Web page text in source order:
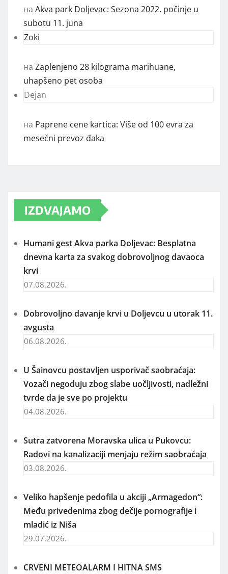
на Akva park Doljevac: Sezona 2022. počinje u
subotu 11. juna
Zoki
на Zaplenjeno 28 kilograma marihuane,
uhapšeno pet osoba
Dejan
на Paprene cene kartica: Više od 100 evra za
mesečni prevoz đaka
IZDVAJAMO
Humani gest Akva parka Doljevac: Besplatna
dnevna karta za svakog dobrovoljnog davaoca
krvi
07.08.2026.
Dobrovoljno davanje krvi u Doljevcu u utorak 11.
avgusta
06.08.2026.
U Šainovcu postavljen usporivač saobraćaja:
Vozači negoduju zbog slabe uočljivosti, nadležni
tvrde da je sve po projektu
04.08.2026.
Sutra zatvorena Moravska ulica u Pukovcu:
Radovi na kanalizaciji menjaju režim saobraćaja
03.08.2026.
Veliko hapšenje pedofila u akciji „Armagedon“:
Među privedenima zbog dečije pornografije i
mladić iz Niša
29.07.2026.
CRVENI METEOALARM I HITNA SMS